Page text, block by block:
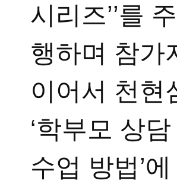
시리즈’’를
행하며 참가
이어서 천현
‘학부모 상
수업 방법’